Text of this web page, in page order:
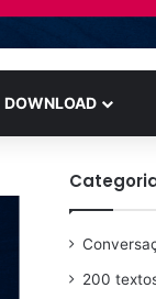
DOWNLOAD
200